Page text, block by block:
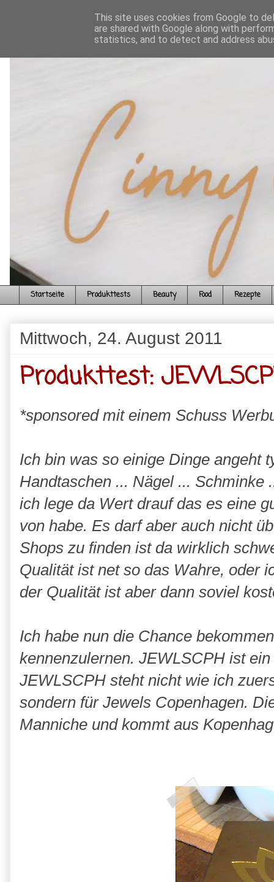
Startseite Produkttests Beauty Food Rezepte
Mittwoch, 24. August 2011
Produkttest:
*sponsored mit einem Schuss
Ich bin was so einige Dinge angeht
Handtaschen ... Nägel ...
ich lege da Wert drauf das es eine
von habe. Es darf aber auch nicht
Shops zu finden ist da wirklich
Qualitätist netso das Wahre, oder
der Qualität ist aber dann soviel
Ich habe nun die Chance
kennenzulernen. JEWLSCPH ist ein
JEWLSCPH steht nicht wie ich
sondern für Jewels Copenhagen.
Manniche und kommt aus
This site uses cookies from Google to
are shared with Google along with
statistics, and to detect and address